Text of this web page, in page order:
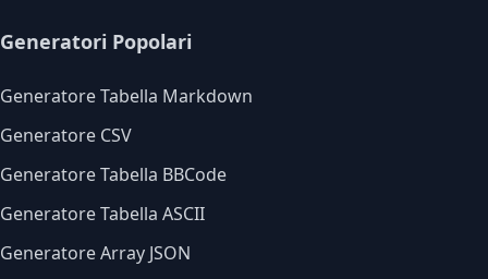
Generatori Popolari
Generatore Tabella Markdown
Generatore CSV
Generatore Tabella BBCode
Generatore Tabella ASCII
Generatore Array JSON